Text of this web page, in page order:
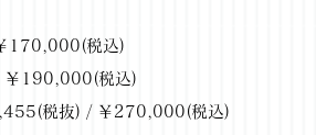
170,000(税込)
￥190,000(税込)
税抜) / ￥270,000(税込)